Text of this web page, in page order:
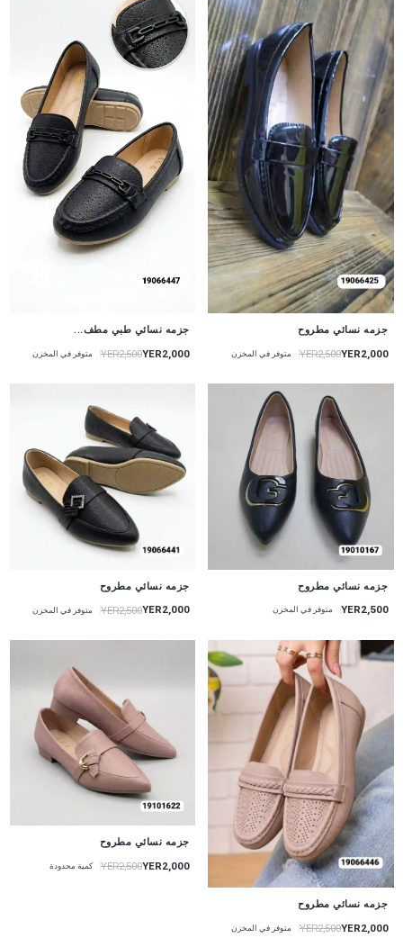
جزمه نسائي مطروح
YER2,000
YER2,500 متوفر في المخزن
جزمه نسائي طبي مطف...
YER2,000
YER2,500 متوفر في المخزن
جزمه نسائي مطروح
YER2,500 متوفر في المخزن
جزمه نسائي مطروح
YER2,000
YER2,500 متوفر في المخزن
جزمه نسائي مطروح
YER2,000
YER2,500 متوفر في المخزن
جزمه نسائي مطروح
YER2,000
YER2,500 كمية محدودة